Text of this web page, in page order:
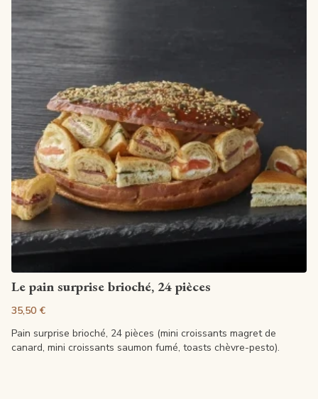
Voir la fiche
Le pain surprise brioché, 24 pièces
35,50 €
Pain surprise brioché, 24 pièces (mini croissants magret de
canard, mini croissants saumon fumé, toasts chèvre-pesto).